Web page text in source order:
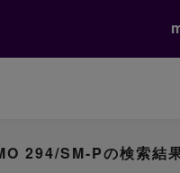
294/SM-Pの検索結